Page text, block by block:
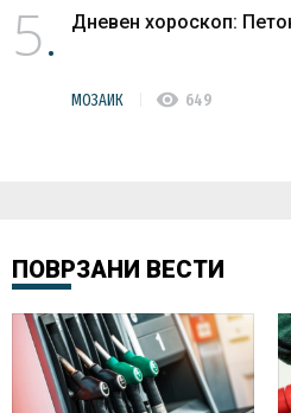
5 Дневен хороскоп:
МОЗАИК visibility 649
ПОВРЗАНИ ВЕСТИ